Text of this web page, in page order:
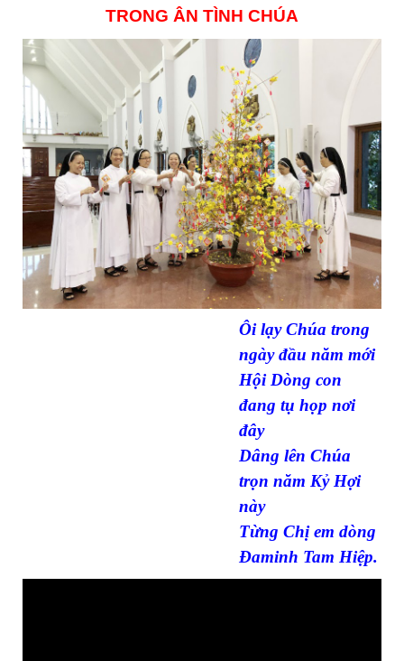
TRONG ÂN TÌNH CHÚA
Ôi lạy Chúa trong
ngày đầu năm mới
Hội Dòng con
đang tụ họp nơi
đây
Dâng lên Chúa
trọn năm Kỷ Hợi
này
Từng Chị em dòng
Đaminh Tam Hiệp.